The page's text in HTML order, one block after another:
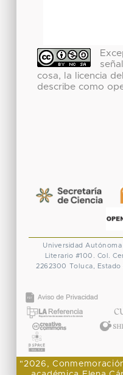
cosa, la licencia
describe como
Universidad
Literario #100. Col.
2262300 Toluca, Estado
"2026,